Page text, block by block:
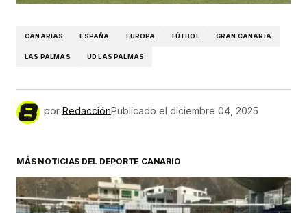
CANARIAS ESPAÑA EUROPA FÚTBOL GRAN CANARIA
LAS PALMAS UD LAS PALMAS
por RedacciónPublicado el diciembre 04, 2025
MÁS NOTICIAS DEL DEPORTE CANARIO